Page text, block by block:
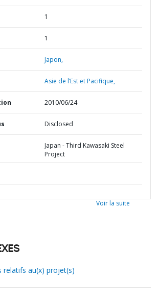
1
1
Japon,
Asie de l’Est et Pacifique,
2010/06/24
Disclosed
Japan - Third Kawasaki Steel
Project
Voir la suite
relatifs au(x) projet(s)